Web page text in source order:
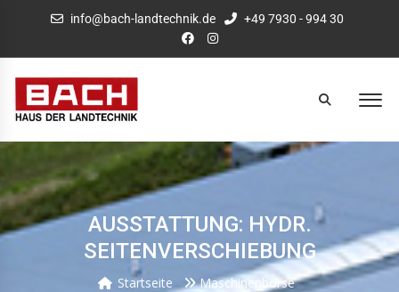
info@bach-landtechnik.de +49 7930 - 994 30
AUSSTATTUNG: HYDR.
SEITENVERSCHIEBUNG
Startseite
Maschinenbörse